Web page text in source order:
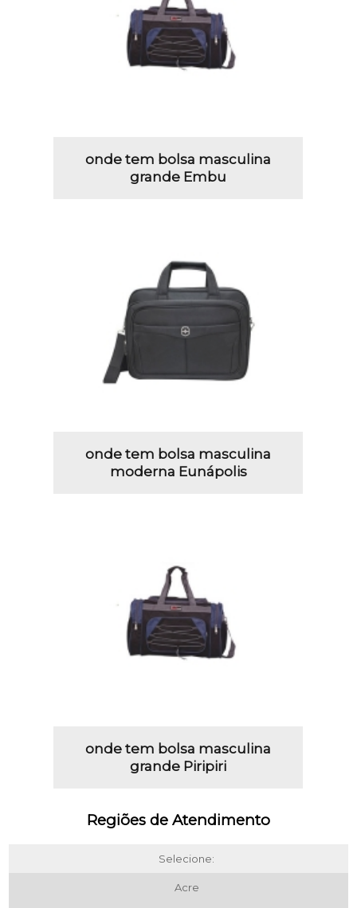
onde tem bolsa masculina
grande Embu
onde tem bolsa masculina
moderna Eunápolis
onde tem bolsa masculina
grande Piripiri
Regiões de Atendimento
Selecione:
Acre